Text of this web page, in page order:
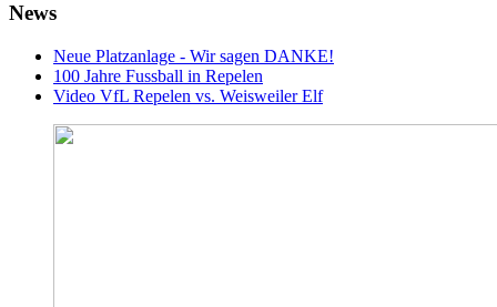
News
Neue Platzanlage - Wir sagen DANKE!
100 Jahre Fussball in Repelen
Video VfL Repelen vs. Weisweiler Elf